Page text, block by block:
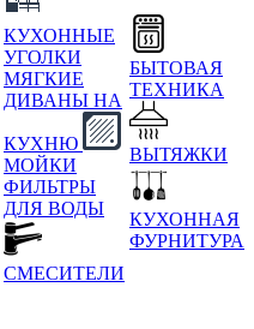
КУХОННЫЕ
УГОЛКИ
МЯГКИЕ
ДИВАНЫ НА
КУХНЮ
МОЙКИ
ФИЛЬТРЫ
ДЛЯ ВОДЫ
СМЕСИТЕЛИ
БЫТОВАЯ
ТЕХНИКА
ВЫТЯЖКИ
КУХОННАЯ
ФУРНИТУРА